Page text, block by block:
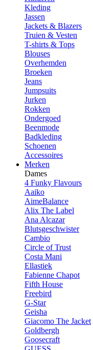
Kleding
Jassen
Jackets & Blazers
Truien & Vesten
T-shirts & Tops
Blouses
Overhemden
Broeken
Jeans
Jumpsuits
Jurken
Rokken
Ondergoed
Beenmode
Badkleding
Schoenen
Accessoires
Merken
Dames
4 Funky Flavours
Aaiko
AimeBalance
Alix The Label
Ana Alcazar
Blutsgeschwister
Cambio
Circle of Trust
Costa Mani
Ellastiek
Fabienne Chapot
Fifth House
Freebird
G-Star
Geisha
Giacomo The Jacket
Goldbergh
Goosecraft